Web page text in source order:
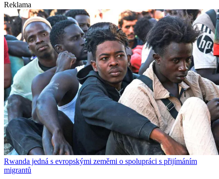
Reklama
Rwanda jedná s evropskými zeměmi o spolupráci s přijímáním
migrantů